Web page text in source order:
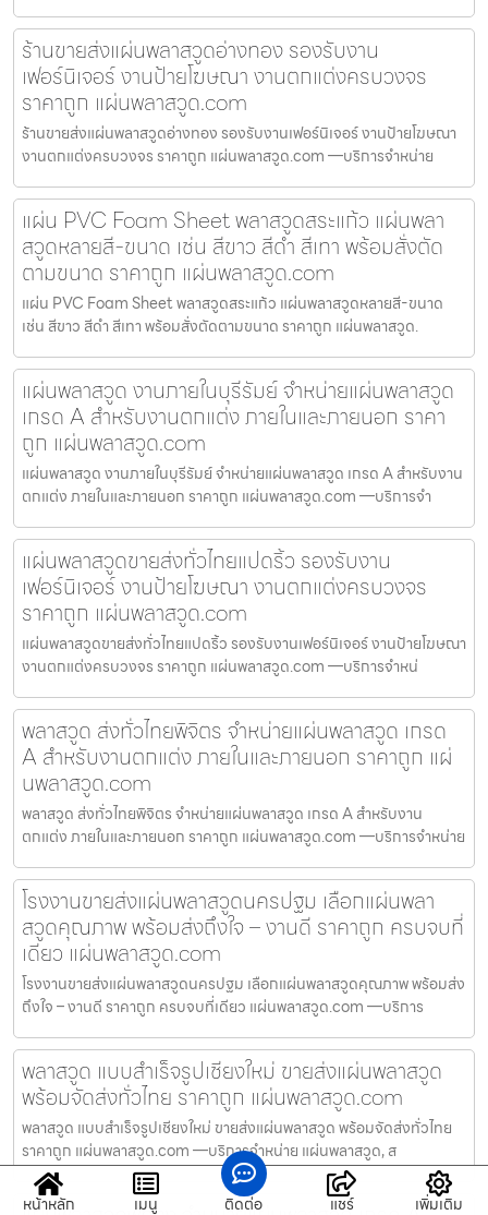
ร้านขายส่งแผ่นพลาสวูดอ่างทอง รองรับงาน
เฟอร์นิเจอร์ งานป้ายโฆษณา งานตกแต่งครบวงจร
ราคาถูก แผ่นพลาสวูด.com
ร้านขายส่งแผ่นพลาสวูดอ่างทอง รองรับงานเฟอร์นิเจอร์ งานป้ายโฆษณา
งานตกแต่งครบวงจร ราคาถูก แผ่นพลาสวูด.com —บริการจำหน่าย
แผ่น PVC Foam Sheet พลาสวูดสระแก้ว แผ่นพลา
สวูดหลายสี-ขนาด เช่น สีขาว สีดำ สีเทา พร้อมสั่งตัด
ตามขนาด ราคาถูก แผ่นพลาสวูด.com
แผ่น PVC Foam Sheet พลาสวูดสระแก้ว แผ่นพลาสวูดหลายสี-ขนาด
เช่น สีขาว สีดำ สีเทา พร้อมสั่งตัดตามขนาด ราคาถูก แผ่นพลาสวูด.
แผ่นพลาสวูด งานภายในบุรีรัมย์ จำหน่ายแผ่นพลาสวูด
เกรด A สำหรับงานตกแต่ง ภายในและภายนอก ราคา
ถูก แผ่นพลาสวูด.com
แผ่นพลาสวูด งานภายในบุรีรัมย์ จำหน่ายแผ่นพลาสวูด เกรด A สำหรับงาน
ตกแต่ง ภายในและภายนอก ราคาถูก แผ่นพลาสวูด.com —บริการจำ
แผ่นพลาสวูดขายส่งทั่วไทยแปดริ้ว รองรับงาน
เฟอร์นิเจอร์ งานป้ายโฆษณา งานตกแต่งครบวงจร
ราคาถูก แผ่นพลาสวูด.com
แผ่นพลาสวูดขายส่งทั่วไทยแปดริ้ว รองรับงานเฟอร์นิเจอร์ งานป้ายโฆษณา
งานตกแต่งครบวงจร ราคาถูก แผ่นพลาสวูด.com —บริการจำหน่
พลาสวูด ส่งทั่วไทยพิจิตร จำหน่ายแผ่นพลาสวูด เกรด
A สำหรับงานตกแต่ง ภายในและภายนอก ราคาถูก แผ่
นพลาสวูด.com
พลาสวูด ส่งทั่วไทยพิจิตร จำหน่ายแผ่นพลาสวูด เกรด A สำหรับงาน
ตกแต่ง ภายในและภายนอก ราคาถูก แผ่นพลาสวูด.com —บริการจำหน่าย
โรงงานขายส่งแผ่นพลาสวูดนครปฐม เลือกแผ่นพลา
สวูดคุณภาพ พร้อมส่งถึงใจ – งานดี ราคาถูก ครบจบที่
เดียว แผ่นพลาสวูด.com
โรงงานขายส่งแผ่นพลาสวูดนครปฐม เลือกแผ่นพลาสวูดคุณภาพ พร้อมส่ง
ถึงใจ – งานดี ราคาถูก ครบจบที่เดียว แผ่นพลาสวูด.com —บริการ
พลาสวูด แบบสำเร็จรูปเชียงใหม่ ขายส่งแผ่นพลาสวูด
พร้อมจัดส่งทั่วไทย ราคาถูก แผ่นพลาสวูด.com
พลาสวูด แบบสำเร็จรูปเชียงใหม่ ขายส่งแผ่นพลาสวูด พร้อมจัดส่งทั่วไทย
ราคาถูก แผ่นพลาสวูด.com —บริการจำหน่าย แผ่นพลาสวูด, ส
หน้าหลัก เมนู ติดต่อ แชร์ เพิ่มเติม